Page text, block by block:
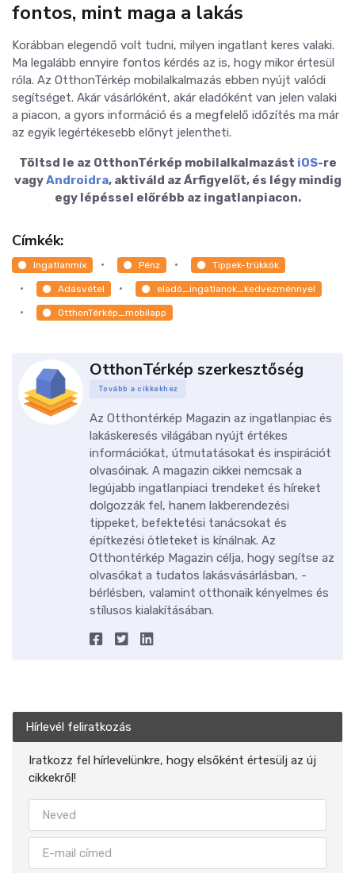
fontos, mint maga a lakás
Korábban elegendő volt tudni, milyen ingatlant keres valaki.
Ma legalább ennyire fontos kérdés az is, hogy mikor értesül
róla. Az OtthonTérkép mobilalkalmazás ebben nyújt valódi
segítséget. Akár vásárlóként, akár eladóként van jelen valaki
a piacon, a gyors információ és a megfelelő időzítés ma már
az egyik legértékesebb előnyt jelentheti.
Töltsd le az OtthonTérkép mobilalkalmazást iOS-re
vagyAndroidra, aktiváld az Árfigyelőt, és légy mindig
egy lépéssel előrébb az ingatlanpiacon.
Címkék:
Ingatlanmix Pénz Tippek-trükkök
Adásvétel eladó_ingatlanok_kedvezménnyel
OtthonTérkép_mobilapp
OtthonTérkép szerkesztőség
Tovább a cikkekhez
Az Otthontérkép Magazin az ingatlanpiac és
lakáskeresés világában nyújt értékes
információkat, útmutatásokat és inspirációt
olvasóinak. A magazin cikkei nemcsak a
legújabb ingatlanpiaci trendeket és híreket
dolgozzák fel, hanem lakberendezési
tippeket, befektetési tanácsokat és
építkezési ötleteket is kínálnak. Az
Otthontérkép Magazin célja, hogy segítse az
olvasókat a tudatos lakásvásárlásban, -
bérlésben, valamint otthonaik kényelmes és
stílusos kialakításában.
Hírlevél feliratkozás
Iratkozz fel hírlevelünkre, hogy elsőként értesülj az új
cikkekről!